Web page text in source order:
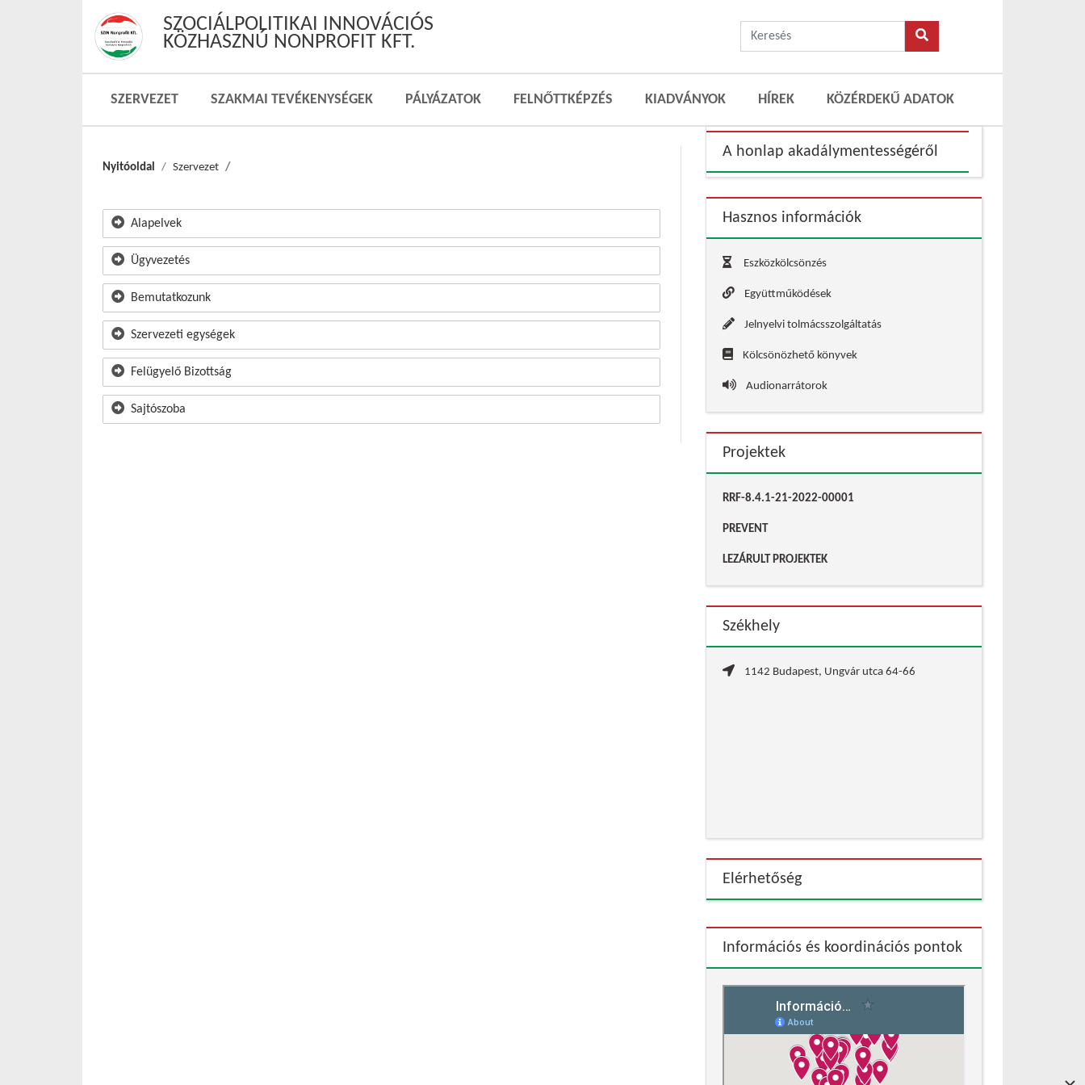
SZOCIÁLPOLITIKAI INNOVÁCIÓS
KÖZHASZNÚ NONPROFIT KFT.
SZERVEZET SZAKMAI TEVÉKENYSÉGEK PÁLYÁZATOK FELNŐTTKÉPZÉS KIADVÁNYOK HÍREK KÖZÉRDEKŰ ADATOK
Nyitóoldal Szervezet
Alapelvek
Ügyvezetés
Bemutatkozunk
Szervezeti egységek
Felügyelő Bizottság
Sajtószoba
A honlap akadálymentességéről
Hasznos információk
Eszközkölcsönzés
Együttműködések
Jelnyelvi tolmácsszolgáltatás
Kölcsönözhető könyvek
Audionarrátorok
Projektek
RRF-8.4.1-21-2022-00001
PREVENT
LEZÁRULT PROJEKTEK
Székhely
1142 Budapest, Ungvár utca 64-66
Elérhetőség
Információs és koordinációs pontok